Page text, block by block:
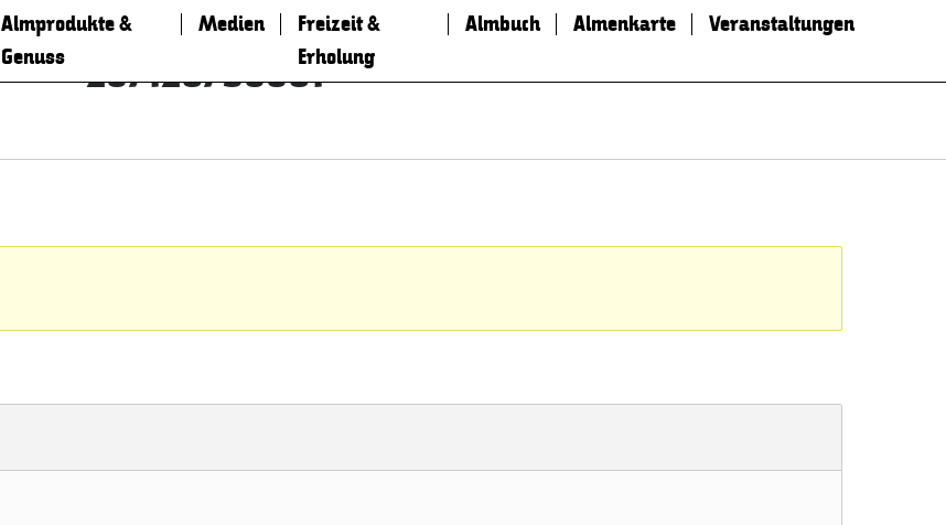
Almprodukte &
Genuss
Medien
Freizeit &
Erholung
Almbuch Almenkarte Veranstaltungen
287126798861